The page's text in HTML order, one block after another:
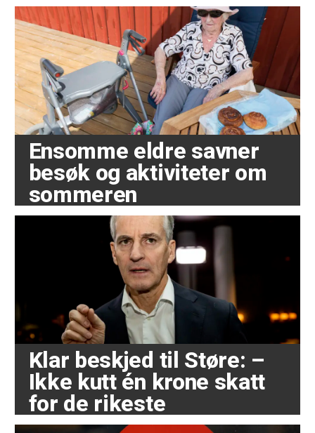
Ensomme eldre savner
besøk og aktiviteter om
sommeren
Klar beskjed til Støre: –
Ikke kutt én krone skatt
for de rikeste